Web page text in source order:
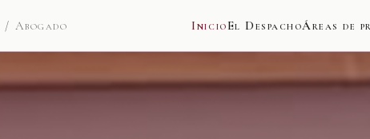
/ Abogado InicioEl DespachoÁreas de